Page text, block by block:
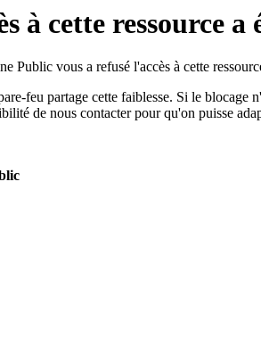
à cette ressource a
Public vous a refusé l'accès à cette
feu partage cette faiblesse. Si le blocage
de nous contacter pour qu'on puisse